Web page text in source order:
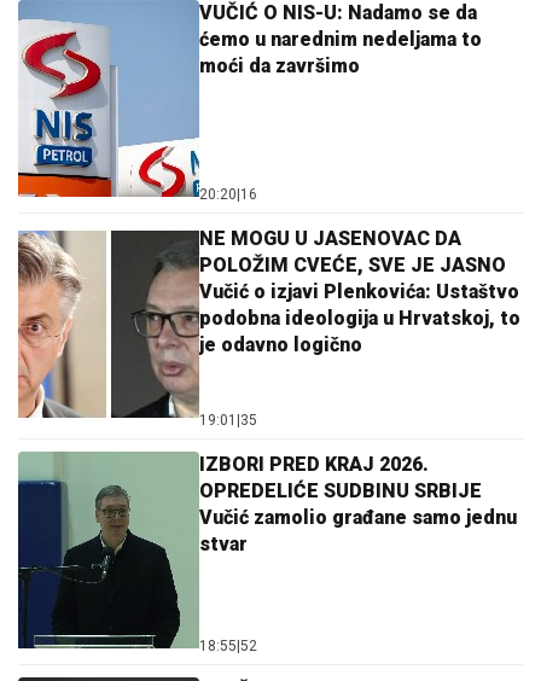
VUČIĆ O NIS-U: Nadamo se da
ćemo u narednim nedeljama to
moći da završimo
20:20 16
NE MOGU U JASENOVAC DA
POLOŽIM CVEĆE, SVE JE JASNO
Vučić o izjavi Plenkovića: Ustaštvo
podobna ideologija u Hrvatskoj, to
je odavno logično
19:01 35
IZBORI PRED KRAJ 2026.
OPREDELIĆE SUDBINU SRBIJE
Vučić zamolio građane samo jednu
stvar
18:55 52